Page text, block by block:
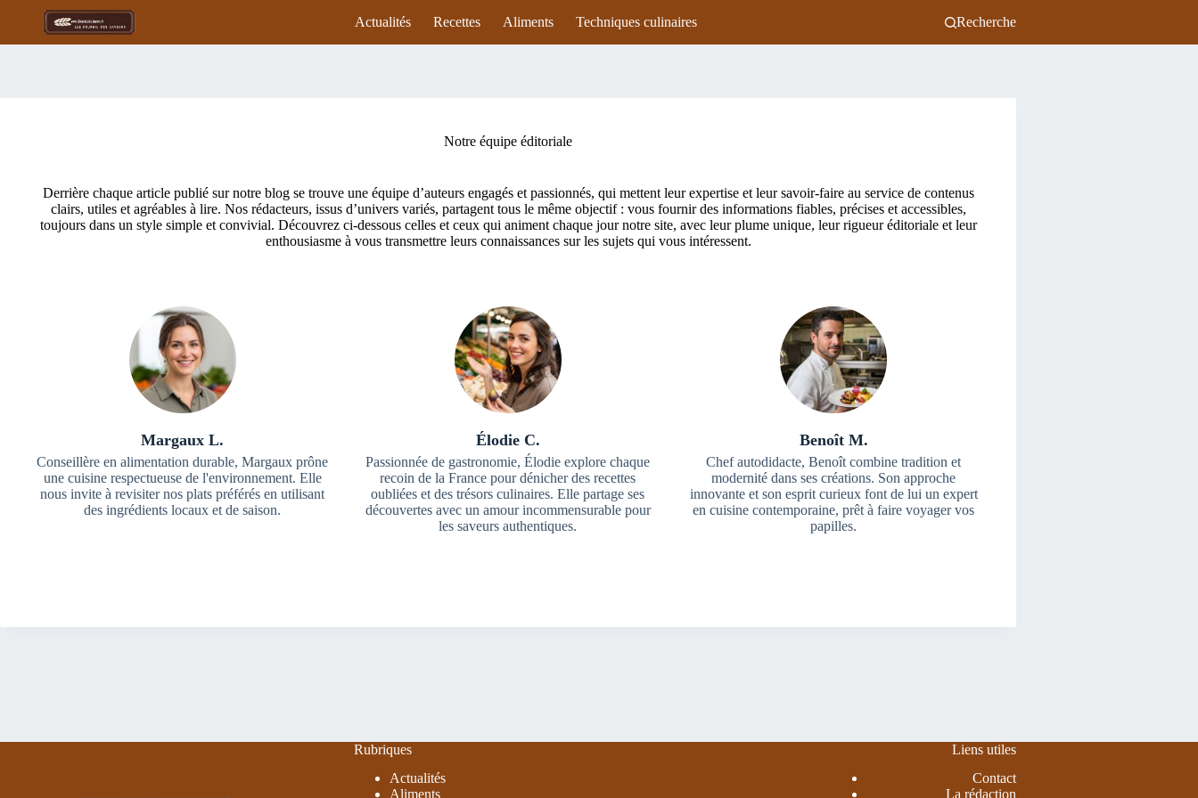
Actualités Recettes Aliments Techniques culinaires Recherche
Notre équipe éditoriale
Derrière chaque article publié sur notre blog se trouve une équipe d’auteurs engagés et passionnés, qui mettent leur expertise et leur savoir-faire au service de contenus
clairs, utiles et agréables à lire. Nos rédacteurs, issus d’univers variés, partagent tous le même objectif : vous fournir des informations fiables, précises et accessibles,
toujours dans un style simple et convivial. Découvrez ci-dessous celles et ceux qui animent chaque jour notre site, avec leur plume unique, leur rigueur éditoriale et leur
enthousiasme à vous transmettre leurs connaissances sur les sujets qui vous intéressent.
Margaux L.
Conseillère en alimentation durable, Margaux prône
une cuisine respectueuse de l'environnement. Elle
nous invite à revisiter nos plats préférés en utilisant
des ingrédients locaux et de saison.
Élodie C.
Passionnée de gastronomie, Élodie explore chaque
recoin de la France pour dénicher des recettes
oubliées et des trésors culinaires. Elle partage ses
découvertes avec un amour incommensurable pour
les saveurs authentiques.
Benoît M.
Chef autodidacte, Benoît combine tradition et
modernité dans ses créations. Son approche
innovante et son esprit curieux font de lui un expert
en cuisine contemporaine, prêt à faire voyager vos
papilles.
Rubriques
Actualités
Aliments
Liens utiles
Contact
La rédaction